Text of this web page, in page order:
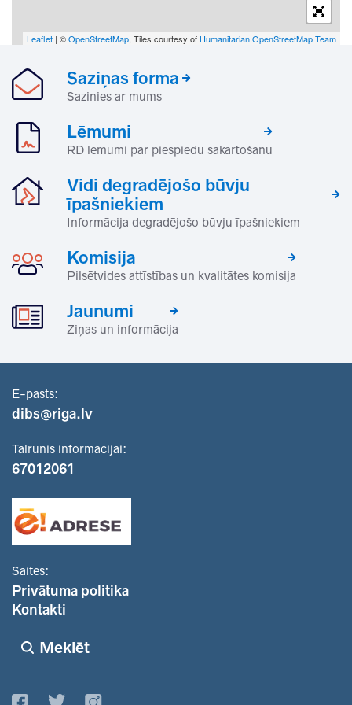
Leaflet | ©OpenStreetMap, Tiles courtesy of Humanitarian OpenStreetMap Team
Saziņas forma
Sazinies ar mums
Lēmumi
RD lēmumi par piespiedu sakārtošanu
Vidi degradējošo būvju
īpašniekiem
Informācija degradējošo būvju īpašniekiem
Komisija
Pilsētvides attīstības un kvalitātes komisija
Jaunumi
Ziņas un informācija
E-pasts:
dibs@riga.lv
Tālrunis informācijai:
67012061
Saites:
Privātuma politika
Kontakti
Meklēt